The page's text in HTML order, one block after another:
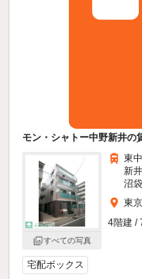
モン・シャトー中野新井の
すべての写真
東
新
沼
東
4階建 /
宅配ボックス